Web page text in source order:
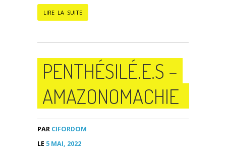
LIRE LA SUITE
PENTHÉSILÉ.E.S –
AMAZONOMACHIE
PAR CIFORDOM
LE 5 MAI, 2022